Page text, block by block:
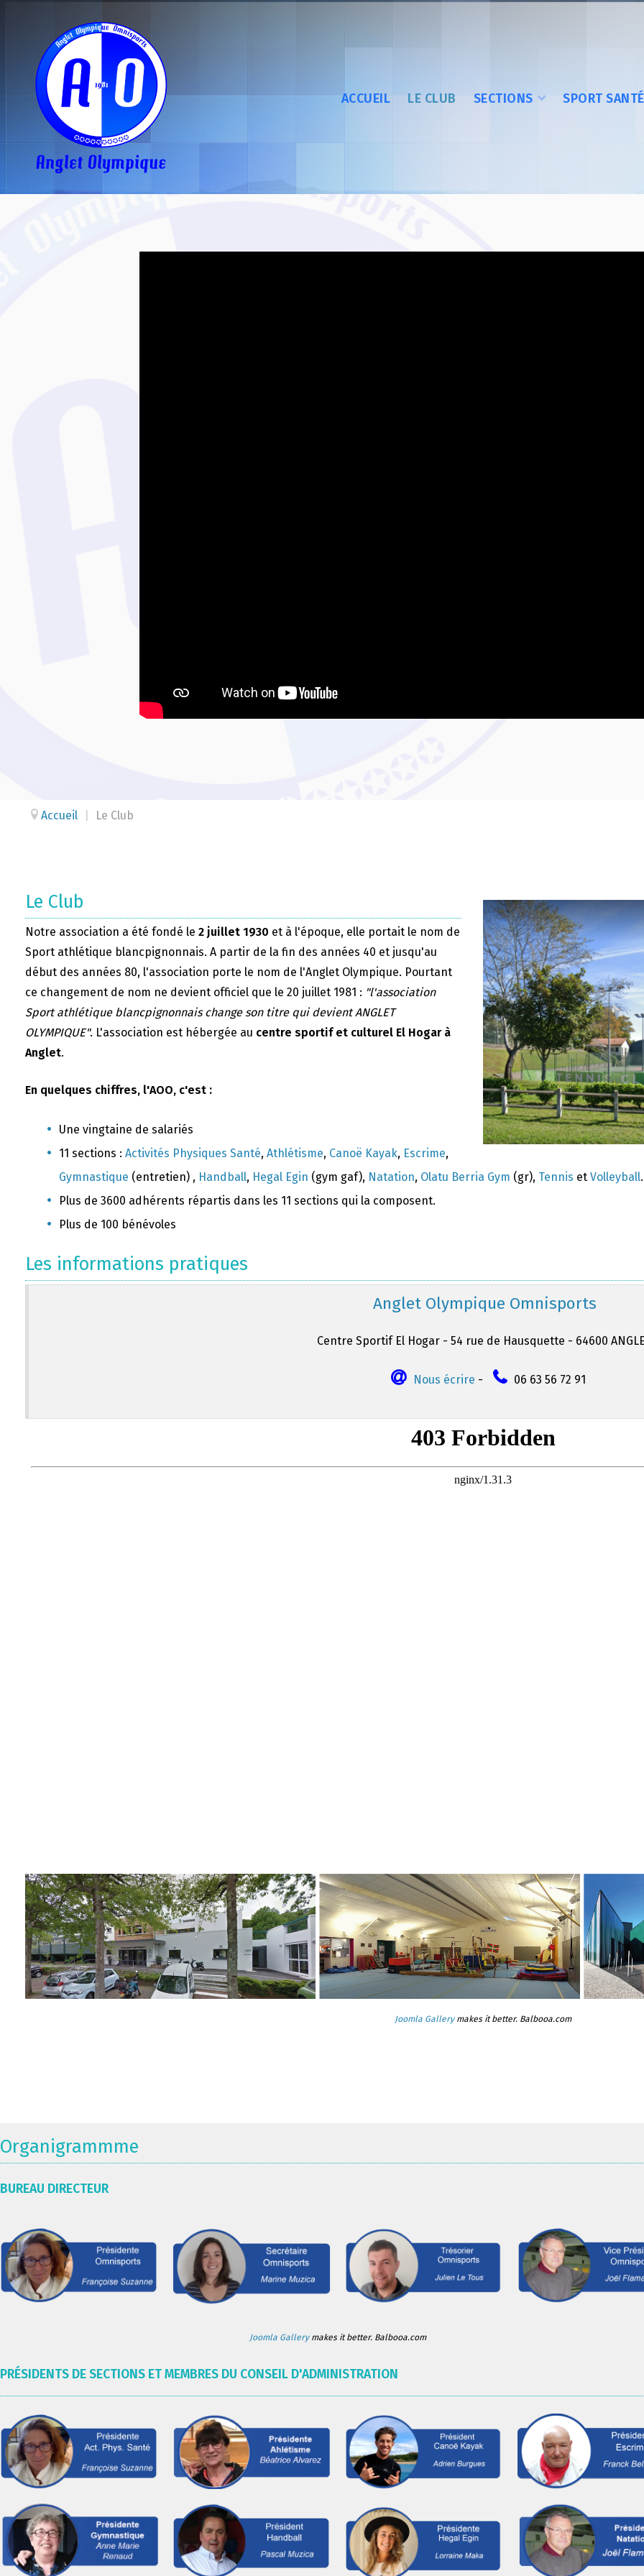
ACCUEIL LE CLUB SECTIONS SPORT SANTÉ
Accueil Le Club
Le Club
Notre association a été fondé le 2 juillet 1930 et à l'époque, elle portait le nom de
Sport athlétique blancpignonnais. A partir de la fin des années 40 et jusqu'au
début des années 80, l'association porte le nom de l'Anglet Olympique. Pourtant
ce changement de nom ne devient officiel que le 20 juillet 1981 : "l'association
Sport athlétique blancpignonnais change son titre qui devient ANGLET
OLYMPIQUE". L'association est hébergée au centre sportif et culturel El Hogar à
Anglet.
En quelques chiffres, l'AOO, c'est :
Une vingtaine de salariés
11 sections : Activités Physiques Santé, Athlétisme, Canoë Kayak, Escrime,
Gymnastique (entretien) , Handball, Hegal Egin (gym gaf), Natation, Olatu Berria Gym (gr), Tennis et Volleyball.
Plus de 3600 adhérents répartis dans les 11 sections qui la composent.
Plus de 100 bénévoles
Les informations pratiques
Anglet Olympique Omnisports
Centre Sportif El Hogar - 54 rue de Hausquette - 64600
Nous écrire - 06 63 56 72 91
Joomla Gallerymakes it better. Balbooa.com
Organigrammme
BUREAU DIRECTEUR
Joomla Gallerymakes it better. Balbooa.com
PRÉSIDENTS DE SECTIONS ET MEMBRES DU CONSEIL D'ADMINISTRATION